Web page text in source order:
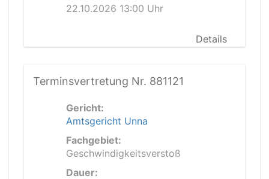
22.10.2026 13:00 Uhr
Details
Terminsvertretung Nr. 881121
Gericht:
Amtsgericht Unna
Fachgebiet:
Geschwindigkeitsverstoß
Dauer: